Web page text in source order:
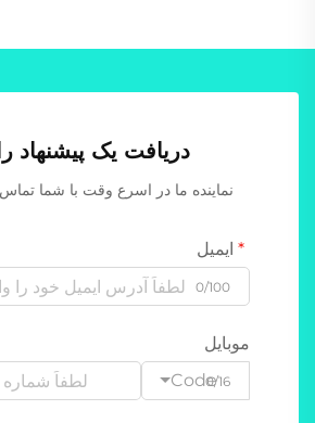
دریافت یک پیشنهاد
نماینده ما در اسرع وقت با شما
ایمیل
0/100
موبایل
Code0/16